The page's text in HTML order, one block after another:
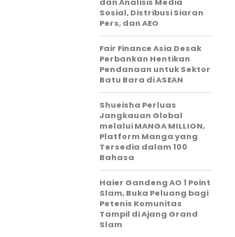
Sosial, Distribusi Siaran
Pers, dan AEO
Fair Finance Asia Desak
Perbankan Hentikan
Pendanaan untuk Sektor
Batu Bara di ASEAN
Shueisha Perluas
Jangkauan Global
melalui MANGA MILLION,
Platform Manga yang
Tersedia dalam 100
Bahasa
Haier Gandeng AO 1 Point
Slam, Buka Peluang bagi
Petenis Komunitas
Tampil di Ajang Grand
Slam